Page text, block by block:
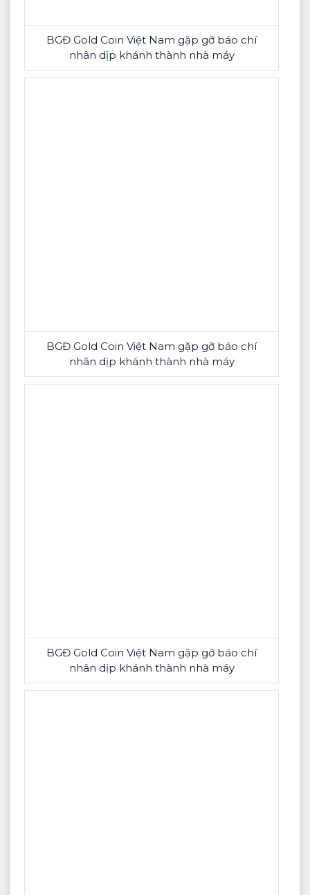
BGĐ Gold Coin Việt Nam gặp gỡ báo chí
nhân dịp khánh thành nhà máy
BGĐ Gold Coin Việt Nam gặp gỡ báo chí
nhân dịp khánh thành nhà máy
BGĐ Gold Coin Việt Nam gặp gỡ báo chí
nhân dịp khánh thành nhà máy